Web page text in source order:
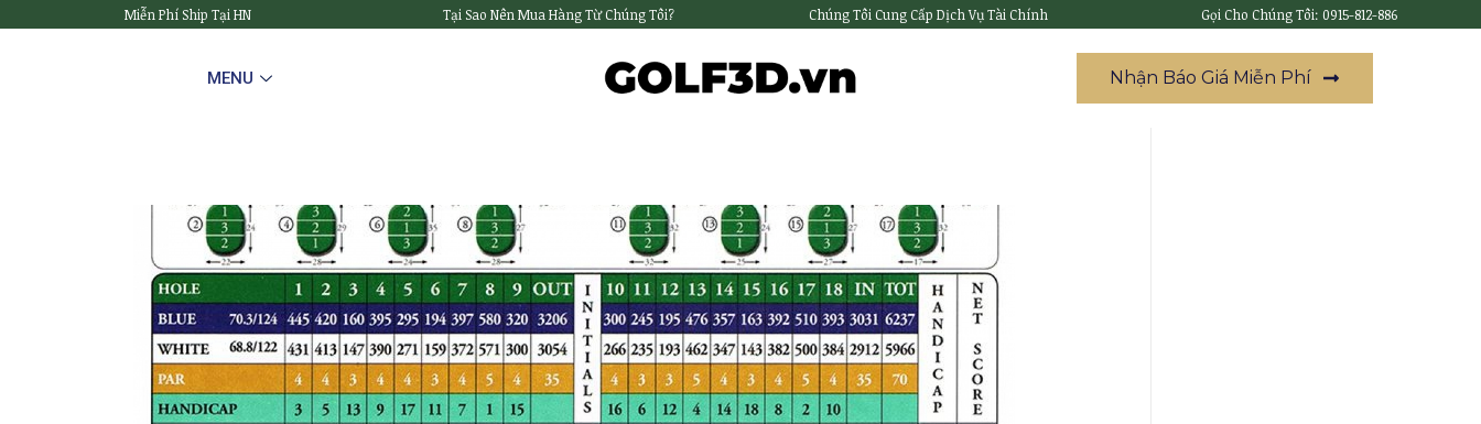
Miễn Phí Ship Tại HN Tại Sao Nên Mua Hàng Từ Chúng Tôi? Chúng Tôi Cung Cấp Dịch Vụ Tài Chính Gọi Cho Chúng Tôi: 0915-812-886
MENU Nhận Báo Giá Miễn Phí